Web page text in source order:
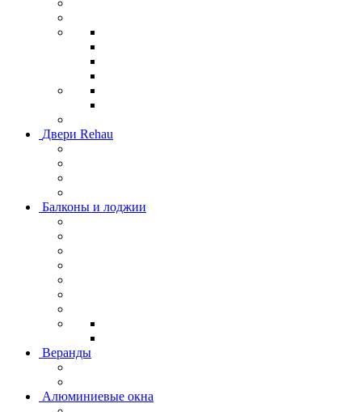
Двери Rehau
Балконы и лоджии
Веранды
Алюминиевые окна